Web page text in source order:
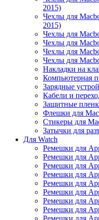
2015)
Чехлы для
2015)
Чехлы для
Чехлы для
Чехлы для
Чехлы для
Накладки на
Компьютерная
Зарядные
Кабели и
Защитные
Флешки для
Стикеры для
Затычки для
Для Watch
Ремешки для
Ремешки для
Ремешки для
Ремешки для
Ремешки для
Ремешки для
Ремешки для
Ремешки для
Ремешки для